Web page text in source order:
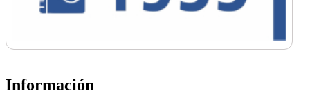
Información